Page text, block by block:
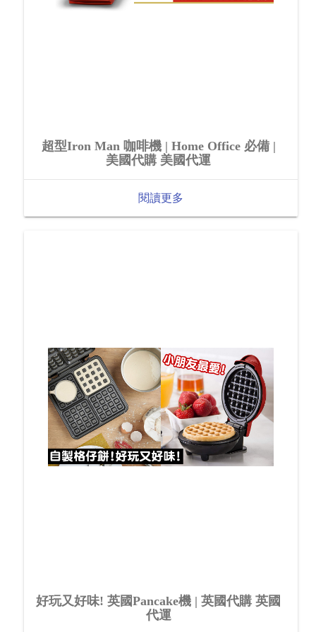
超型Iron Man 咖啡機 | Home Office 必備 |
美國代購 美國代運
閱讀更多
好玩又好味! 英國Pancake機 | 英國代購 英國
代運